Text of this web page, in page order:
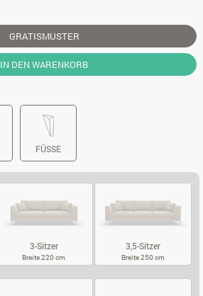
GRATISMUSTER
IN DEN WARENKORB
FÜSSE
3-Sitzer
Breite 220 cm
3,5-Sitzer
Breite 250 cm